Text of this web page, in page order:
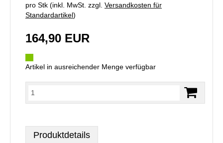
pro Stk (inkl. MwSt. zzgl. Versandkosten für
Standardartikel)
164,90 EUR
Artikel in ausreichender Menge verfügbar
Produktdetails